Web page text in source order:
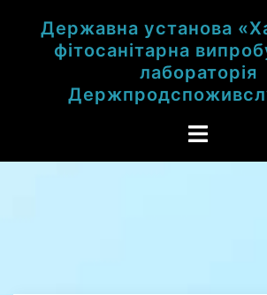
содержимому
Державна установа
фітосанітарна
лабораторія
Toggle
menu